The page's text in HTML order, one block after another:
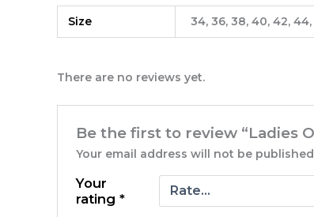
Size 34, 36, 38, 40, 42,
There are no reviews yet.
Be the first to review “Ladies
Your email address will not be
Your
rating*